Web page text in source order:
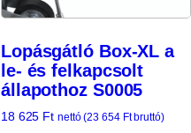
Lopásgátló Box-XL a
le- és felkapcsolt
állapothoz S0005
18 625 Ft nettó (23 654 Ftbruttó)